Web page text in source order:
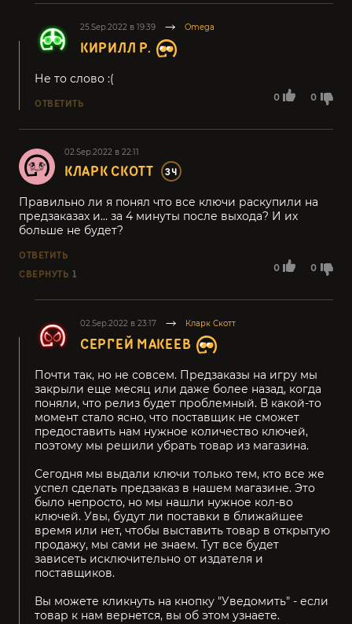
25.Sep.2022 в 19:39 Omega
КИРИЛЛ Р.
0 0
Не то слово :(
ОТВЕТИТЬ
02.Sep.2022 в 22:11
КЛАРК СКОТТ 34
0 0
Правильно ли я понял что все ключи раскупили на
предзаказах и... за 4 минуты после выхода? И их
больше не будет?
ОТВЕТИТЬ
СВЕРНУТЬ 1
02.Sep.2022 в 23:17 Кларк Скотт
СЕРГЕЙ МАКЕЕВ
Почти так, но не совсем. Предзаказы на игру мы
закрыли еще месяц или даже более назад, когда
поняли, что релиз будет проблемный. В какой-то
момент стало ясно, что поставщик не сможет
предоставить нам нужное количество ключей,
поэтому мы решили убрать товар из магазина.
Сегодня мы выдали ключи только тем, кто все же
успел сделать предзаказ в нашем магазине. Это
было непросто, но мы нашли нужное кол-во
ключей. Увы, будут ли поставки в ближайшее
время или нет, чтобы выставить товар в открытую
продажу, мы сами не знаем. Тут все будет
зависеть исключительно от издателя и
поставщиков.
Вы можете кликнуть на кнопку "Уведомить" - если
товар к нам вернется, вы об этом узнаете.